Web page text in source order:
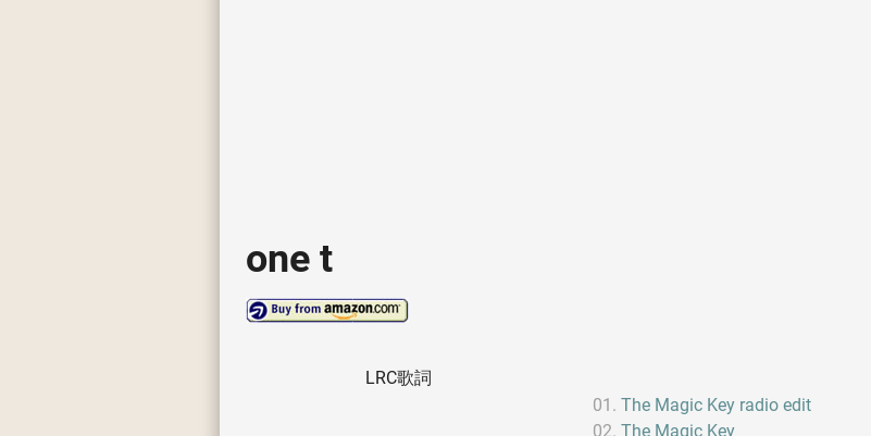
one t
LRC歌詞
The Magic Key radio edit
The Magic Key